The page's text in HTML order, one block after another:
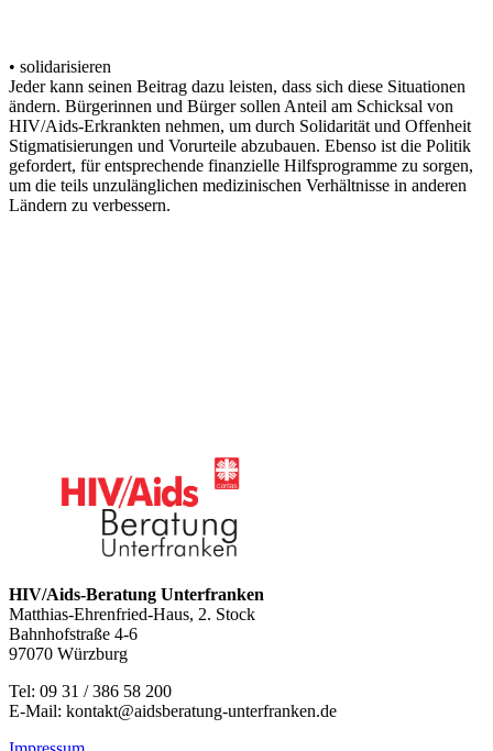
• solidarisieren
Jeder kann seinen Beitrag dazu leisten, dass sich diese Situationen
ändern. Bürgerinnen und Bürger sollen Anteil am Schicksal von
HIV/Aids-Erkrankten nehmen, um durch Solidarität und Offenheit
Stigmatisierungen und Vorurteile abzubauen. Ebenso ist die Politik
gefordert, für entsprechende finanzielle Hilfsprogramme zu sorgen,
um die teils unzulänglichen medizinischen Verhältnisse in anderen
Ländern zu verbessern.
HIV/Aids-Beratung Unterfranken
Matthias-Ehrenfried-Haus, 2. Stock
Bahnhofstraße 4-6
97070 Würzburg
Tel: 09 31 / 386 58 200
E-Mail: kontakt@aidsberatung-unterfranken.de